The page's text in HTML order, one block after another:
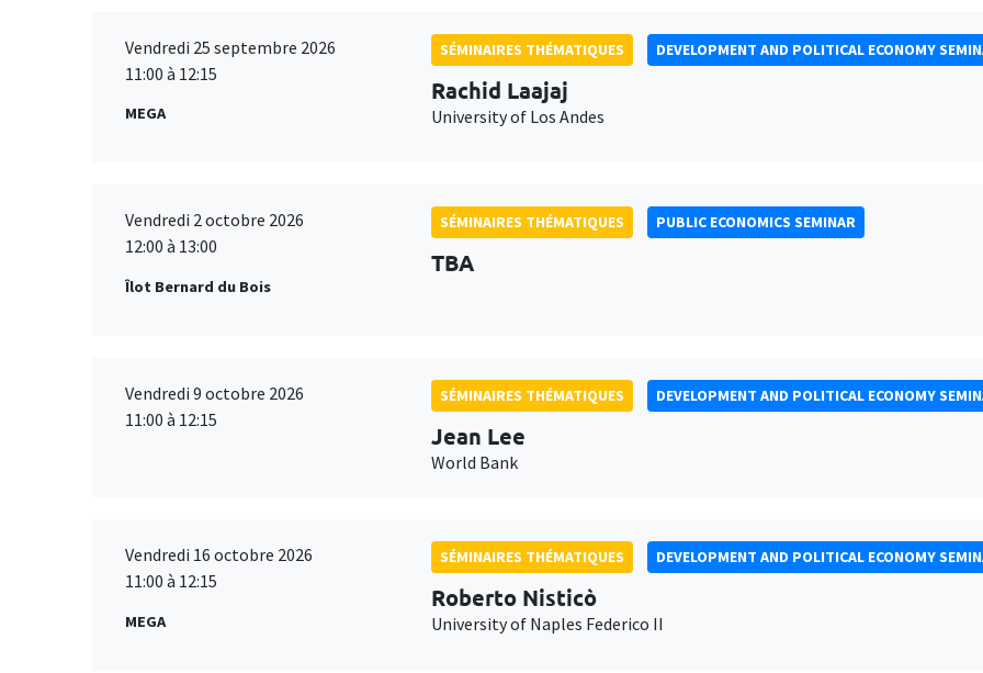
Vendredi 25 septembre 2026
11:00 à 12:15
MEGA
SÉMINAIRES THÉMATIQUES DEVELOPMENT AND POLITICAL ECONOMY
Rachid Laajaj
University of Los Andes
Vendredi 2 octobre 2026
12:00 à 13:00
Îlot Bernard du Bois
SÉMINAIRES THÉMATIQUES PUBLIC ECONOMICS SEMINAR
TBA
Vendredi 9 octobre 2026
11:00 à 12:15
SÉMINAIRES THÉMATIQUES DEVELOPMENT AND POLITICAL ECONOMY
Jean Lee
World Bank
Vendredi 16 octobre 2026
11:00 à 12:15
MEGA
SÉMINAIRES THÉMATIQUES DEVELOPMENT AND POLITICAL ECONOMY
Roberto Nisticò
University of Naples Federico II